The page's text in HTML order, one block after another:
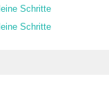
Schritte
Schritte